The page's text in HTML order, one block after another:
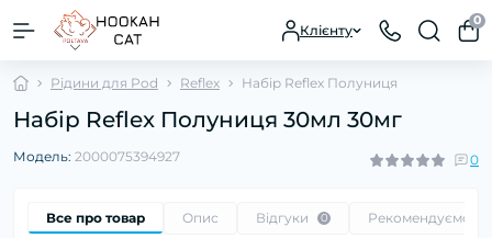
Клієнту
0
Рідини для Pod Reflex Набір Reflex Полуниця
Набір Reflex Полуниця 30мл 30мг
Модель: 2000075394927 0
Все про товар Опис Відгуки 0 Рекомендуємо